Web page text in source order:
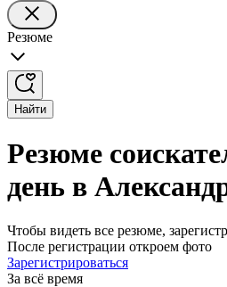
Резюме
Найти
Резюме
день в
Чтобы видеть все резюме,
После регистрации откроем фото
Зарегистрироваться
За всё время